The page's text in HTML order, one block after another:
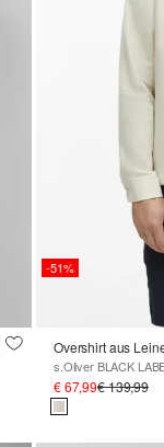
-51%
Overshirt aus
s.Oliver BLACK
€ 67,99€ 139,99